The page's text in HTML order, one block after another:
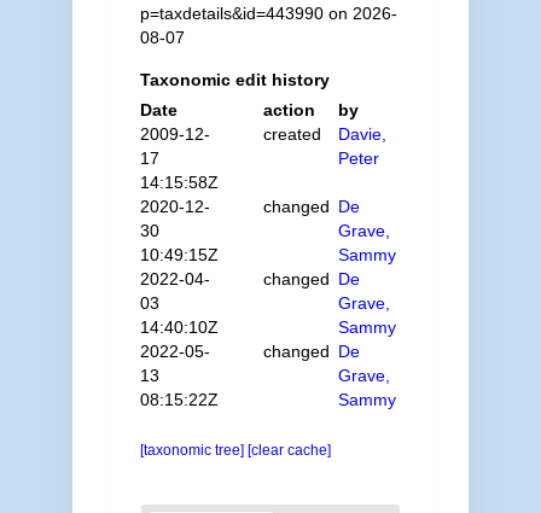
p=taxdetails&id=443990 on 2026-
08-07
Taxonomic edit history
Date
action
by
2009-12-
17
14:15:58Z
created
Davie,
Peter
2020-12-
30
10:49:15Z
changed De
Grave,
Sammy
2022-04-
03
14:40:10Z
changed De
Grave,
Sammy
2022-05-
13
08:15:22Z
changed De
Grave,
Sammy
[taxonomic tree] [clear cache]